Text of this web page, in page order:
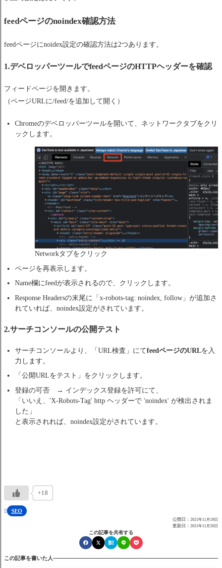
feedページのnoindex確認方法
feedページにnoidex設定の確認方法は2つあります。
1.デベロッパーツールでfeedページのHTTPヘッダーを確認
フィードページを開きます。
（ページURLに/feed/を追加して開く）
Chromeのデベロッパーツールを開いて、ネットワークタブをクリ
ックします。
Networkタブをクリック
ページを再表示します。
Name欄にfeedが表示されるので、クリックします。
Response Headersの末尾に「x-robots-tag: noindex, follow」が追加さ
れていれば、noindex設定がされています。
2.サーチコンソールの公開テスト
サーチコンソールより、「URL検査」にてfeedページのURLを入
力します。
「公開URLをテスト」をクリックします。
登録の可否 → インデックス登録を許可にて、
「いいえ、'X-Robots-Tag' http ヘッダーで 'noindex' が検出されま
した」
と表示されれば、noindex設定がされています。
+18
 SEO
公開日： 2021年11月19日
更新日： 2021年11月20日
この記事を共有する
この記事を書いた人